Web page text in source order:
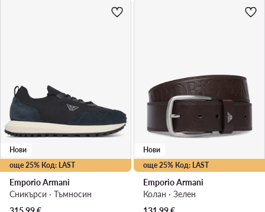
още 25% Код: LAST
Нови
Emporio Armani
Сникърси · Тъмносин
още 25% Код: LAST
Нови
Emporio Armani
Колан · Зелен